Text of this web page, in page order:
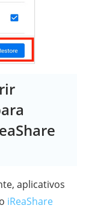
aplicativos
iReaShare